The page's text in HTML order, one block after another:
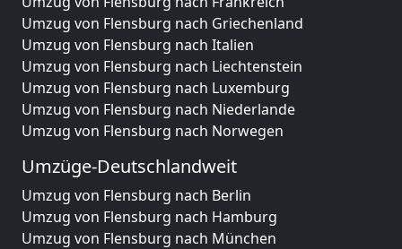
Umzug von Flensburg nach Griechenland
Umzug von Flensburg nach Italien
Umzug von Flensburg nach Liechtenstein
Umzug von Flensburg nach Luxemburg
Umzug von Flensburg nach Niederlande
Umzug von Flensburg nach Norwegen
Umzüge-Deutschlandweit
Umzug von Flensburg nach Berlin
Umzug von Flensburg nach Hamburg
Umzug von Flensburg nach München